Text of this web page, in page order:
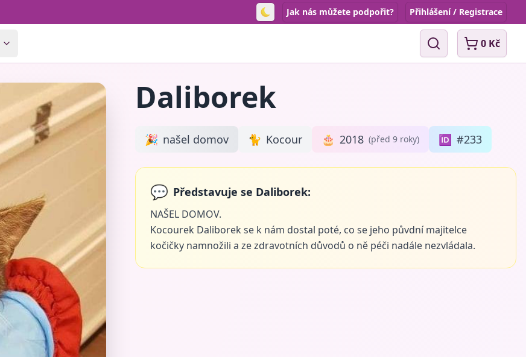
Toggle theme
Jak nás můžete podpořit? Přihlášení / Registrace
Vyhledávání0 Kč
Daliborek
🎉 našel domov 🐈 Kocour 🎂 2018 (před 9 roky) 🆔 #233
💬 Představuje se Daliborek:
NAŠEL DOMOV.
Kocourek Daliborek se k nám dostal poté, co se jeho půvdní majitelce
kočičky namnožili a ze zdravotních důvodů o ně péči nadále nezvládala.